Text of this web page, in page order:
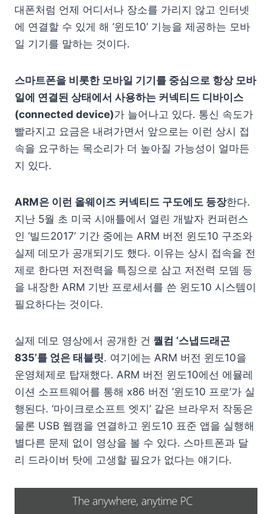
대폰처럼 언제 어디서나 장소를 가리지 않고 인터넷
에 연결할 수 있게 해 ‘윈도10’ 기능을 제공하는 모바
일 기기를 말하는 것이다.
스마트폰을 비롯한 모바일 기기를 중심으로 항상 모바
일에 연결된 상태에서 사용하는 커넥티드 디바이스
(connected device)가 늘어나고 있다. 통신 속도가
빨라지고 요금은 내려가면서 앞으로는 이런 상시 접
속을 요구하는 목소리가 더 높아질 가능성이 얼마든
지 있다.
ARM은 이런 올웨이즈 커넥티드 구도에도 등장한다.
지난 5월 초 미국 시애틀에서 열린 개발자 컨퍼런스
인 ‘빌드2017’ 기간 중에는 ARM 버전 윈도10 구조와
실제 데모가 공개되기도 했다. 이유는 상시 접속을 전
제로 한다면 저전력을 특징으로 삼고 저전력 모뎀 등
을 내장한 ARM 기반 프로세서를 쓴 윈도10 시스템이
필요하다는 것이다.
실제 데모 영상에서 공개한 건 퀄컴 ‘스냅드래곤
835’를 얹은 태블릿. 여기에는 ARM 버전 윈도10을
운영체제로 탑재했다. ARM 버전 윈도10에선 에뮬레
이션 소프트웨어를 통해 x86 버전 ‘윈도10 프로’가 실
행된다. ‘마이크로소프트 엣지’ 같은 브라우저 작동은
물론 USB 웹캠을 연결하고 윈도10 표준 앱을 실행해
별다른 문제 없이 영상을 볼 수 있다. 스마트폰과 달
리 드라이버 탓에 고생할 필요가 없다는 얘기다.